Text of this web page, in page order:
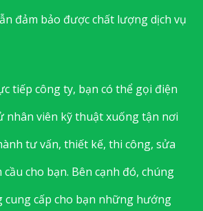
đảm bảo được chất lượng dịch vụ
tiếp công ty, bạn có thể gọi điện
nhân viên kỹ thuật xuống tận nơi
tư vấn, thiết kế, thi công, sửa
cho bạn. Bên cạnh đó, chúng
cung cấp cho bạn những hướng